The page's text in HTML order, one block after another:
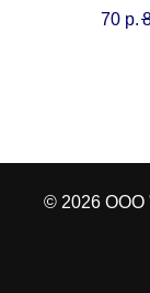
на
70 р.
© 2026 ООО